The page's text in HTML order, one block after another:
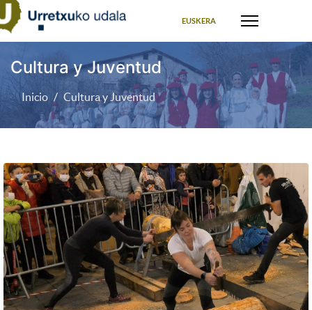
EUSKERA
Cultura y Juventud
Inicio Cultura y Juventud